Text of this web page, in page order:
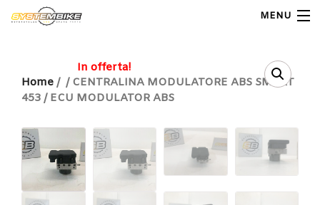
MENU
Home
Shop Moto
Shop Ricambi
Note Generali
Home / / CENTRALINA MODULATORE ABS SMART
453 / ECU MODULATOR ABS
In offerta!